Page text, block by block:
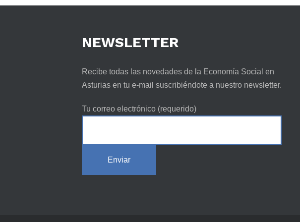
NEWSLETTER
Recibe todas las novedades de la Economía Social en
Asturias en tu e-mail suscribiéndote a nuestro newsletter.
Tu correo electrónico (requerido)